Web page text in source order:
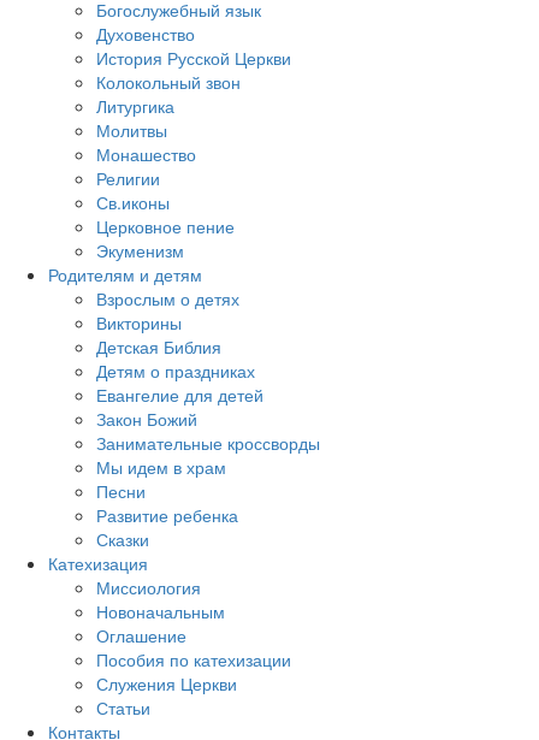
Богослужебный язык
Духовенство
История Русской Церкви
Колокольный звон
Литургика
Молитвы
Монашество
Религии
Св.иконы
Церковное пение
Экуменизм
Родителям и детям
Взрослым о детях
Викторины
Детская Библия
Детям о праздниках
Евангелие для детей
Закон Божий
Занимательные кроссворды
Мы идем в храм
Песни
Развитие ребенка
Сказки
Катехизация
Миссиология
Новоначальным
Оглашение
Пособия по катехизации
Служения Церкви
Статьи
Контакты